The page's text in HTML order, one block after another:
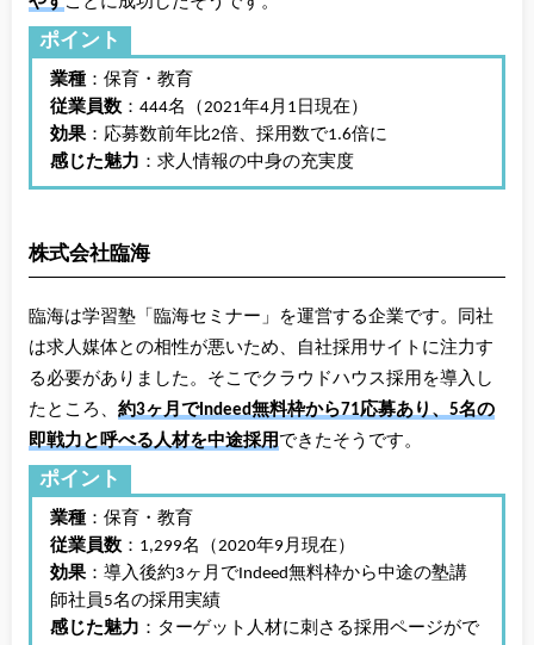
ポイント
業種：保育・教育
従業員数：444名（2021年4月1日現在）
効果 ：応募数前年比2倍、採用数で1.6倍に
感じた魅力 ：求人情報の中身の充実度
株式会社臨海
臨海は学習塾「臨海セミナー」を運営する企業です。同社
は求人媒体との相性が悪いため、自社採用サイトに注力す
る必要がありました。そこでクラウドハウス採用を導入し
たところ、 約3ヶ月でIndeed無料枠から71応募あり、5名の
即戦力と呼べる人材を中途採用できたそうです。
ポイント
業種：保育・教育
従業員数：1,299名（2020年9月現在）
効果 ：導入後約3ヶ月でIndeed無料枠から中途の塾講
師社員5名の採用実績
感じた魅力 ：ターゲット人材に刺さる採用ページがで